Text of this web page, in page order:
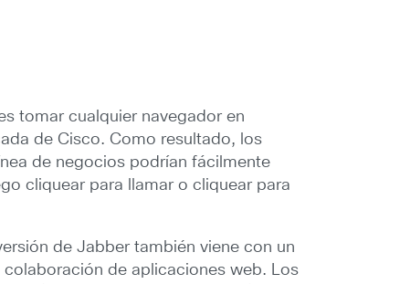
tomar cualquier navegador en
de Cisco. Como resultado, los
de negocios podrían fácilmente
cliquear para llamar o cliquear para
de Jabber también viene con un
de aplicaciones web. Los